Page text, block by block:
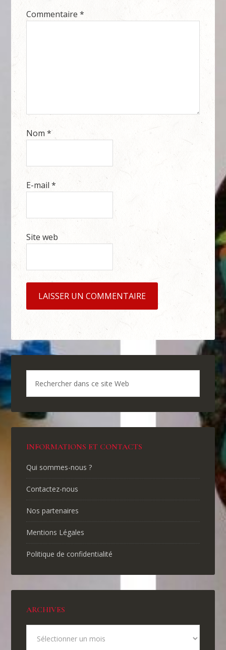
Commentaire*
Nom*
E-mail*
Site web
INFORMATIONS ET CONTACTS
Qui sommes-nous ?
Contactez-nous
Nos partenaires
Mentions Légales
Politique de confidentialité
ARCHIVES